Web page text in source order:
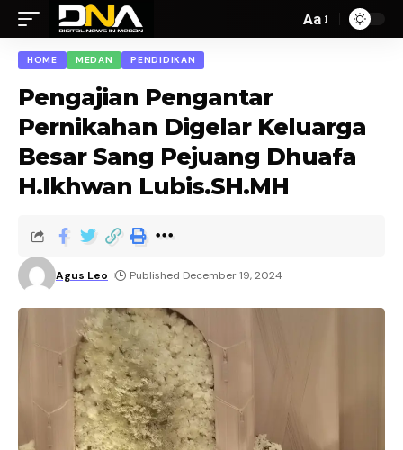
Aa
HOME MEDAN PENDIDIKAN
Pengajian Pengantar
Pernikahan Digelar Keluarga
Besar Sang Pejuang Dhuafa
H.Ikhwan Lubis.SH.MH
Agus Leo Published December 19, 2024